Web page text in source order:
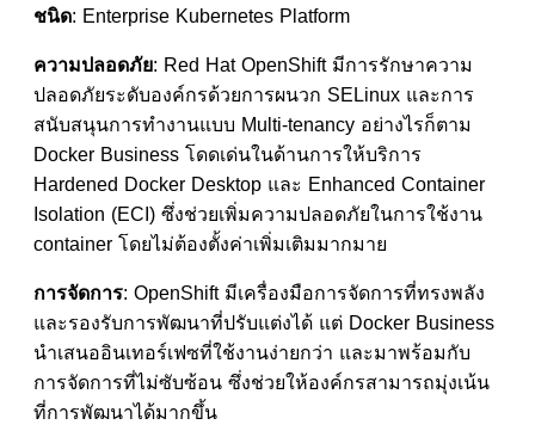
ชนิด: Enterprise Kubernetes Platform
ความปลอดภัย: Red Hat OpenShift มีการรักษาความ
ปลอดภัยระดับองค์กรด้วยการผนวก SELinux และการ
สนับสนุนการทำงานแบบ Multi-tenancy อย่างไรก็ตาม
Docker Business โดดเด่นในด้านการให้บริการ
Hardened Docker Desktop และ Enhanced Container
Isolation (ECI) ซึ่งช่วยเพิ่มความปลอดภัยในการใช้งาน
container โดยไม่ต้องตั้งค่าเพิ่มเติมมากมาย
การจัดการ: OpenShift มีเครื่องมือการจัดการที่ทรงพลัง
และรองรับการพัฒนาที่ปรับแต่งได้ แต่ Docker Business
นำเสนออินเทอร์เฟซที่ใช้งานง่ายกว่า และมาพร้อมกับ
การจัดการที่ไม่ซับซ้อน ซึ่งช่วยให้องค์กรสามารถมุ่งเน้น
ที่การพัฒนาได้มากขึ้น